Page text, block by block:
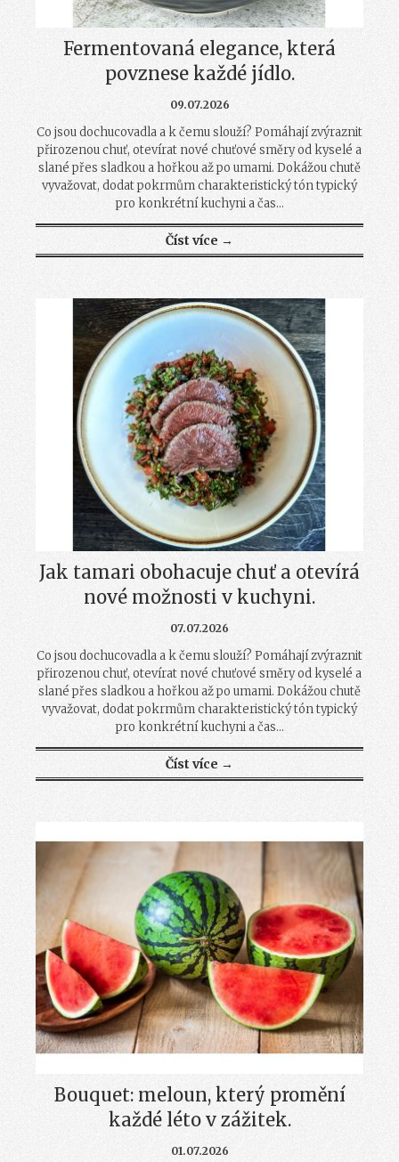
Fermentovaná elegance, která
povznese každé jídlo.
09.07.2026
Co jsou dochucovadla a k čemu slouží? Pomáhají zvýraznit
přirozenou chuť, otevírat nové chuťové směry od kyselé a
slané přes sladkou a hořkou až po umami. Dokážou chutě
vyvažovat, dodat pokrmům charakteristický tón typický
pro konkrétní kuchyni a čas...
Číst více →
Jak tamari obohacuje chuť a otevírá
nové možnosti v kuchyni.
07.07.2026
Co jsou dochucovadla a k čemu slouží? Pomáhají zvýraznit
přirozenou chuť, otevírat nové chuťové směry od kyselé a
slané přes sladkou a hořkou až po umami. Dokážou chutě
vyvažovat, dodat pokrmům charakteristický tón typický
pro konkrétní kuchyni a čas...
Číst více →
Bouquet: meloun, který promění
každé léto v zážitek.
01.07.2026